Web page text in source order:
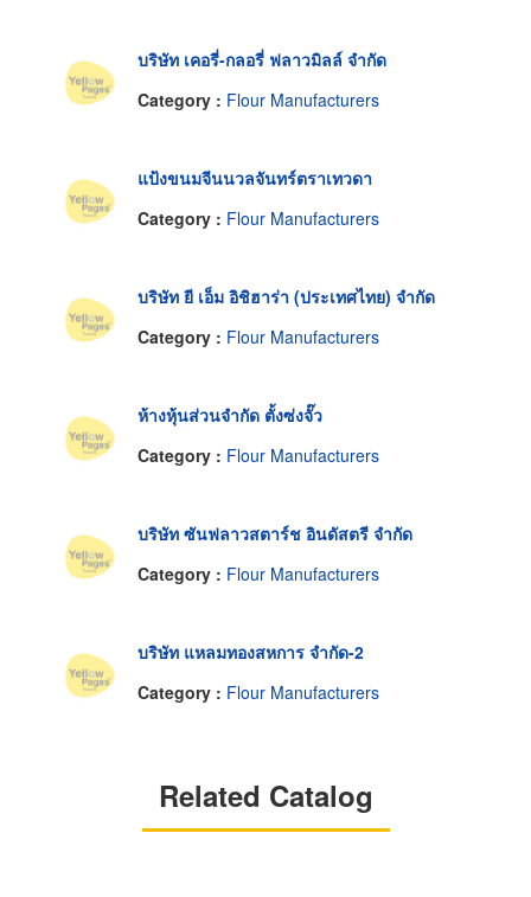
บริษัท เคอรี่-กลอรี่ ฟลาวมิลล์ จำกัด
Category : Flour Manufacturers
แป้งขนมจีนนวลจันทร์ตราเทวดา
Category : Flour Manufacturers
บริษัท ยี เอ็ม อิชิฮาร่า (ประเทศไทย) จำกัด
Category : Flour Manufacturers
ห้างหุ้นส่วนจำกัด ตั้งซ่งจั๊ว
Category : Flour Manufacturers
บริษัท ซันฟลาวสตาร์ช อินดัสตรี จำกัด
Category : Flour Manufacturers
บริษัท แหลมทองสหการ จำกัด-2
Category : Flour Manufacturers
Related Catalog